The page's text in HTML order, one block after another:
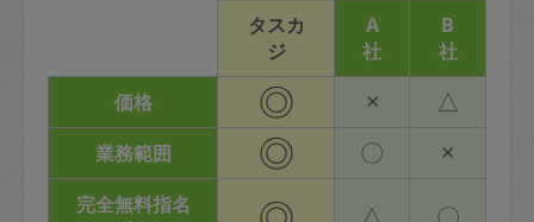
タスカ
ジ
A
社
B
社
価格
◎ × △
業務範囲 ◎ 〇 ×
完全無料指名